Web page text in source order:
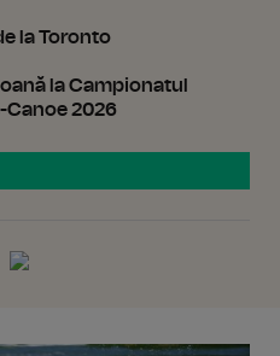
la Toronto
la Campionatul
Canoe 2026